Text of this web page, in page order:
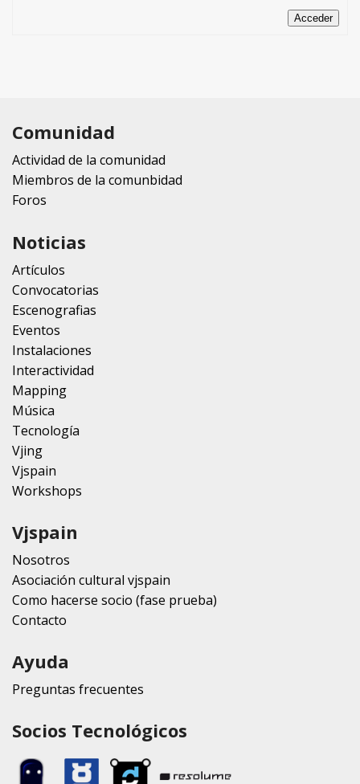
Acceder
Comunidad
Actividad de la comunidad
Miembros de la comunbidad
Foros
Noticias
Artículos
Convocatorias
Escenografias
Eventos
Instalaciones
Interactividad
Mapping
Música
Tecnología
Vjing
Vjspain
Workshops
Vjspain
Nosotros
Asociación cultural vjspain
Como hacerse socio (fase prueba)
Contacto
Ayuda
Preguntas frecuentes
Socios Tecnológicos